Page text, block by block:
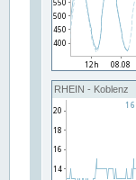
RHEIN - Koblenz